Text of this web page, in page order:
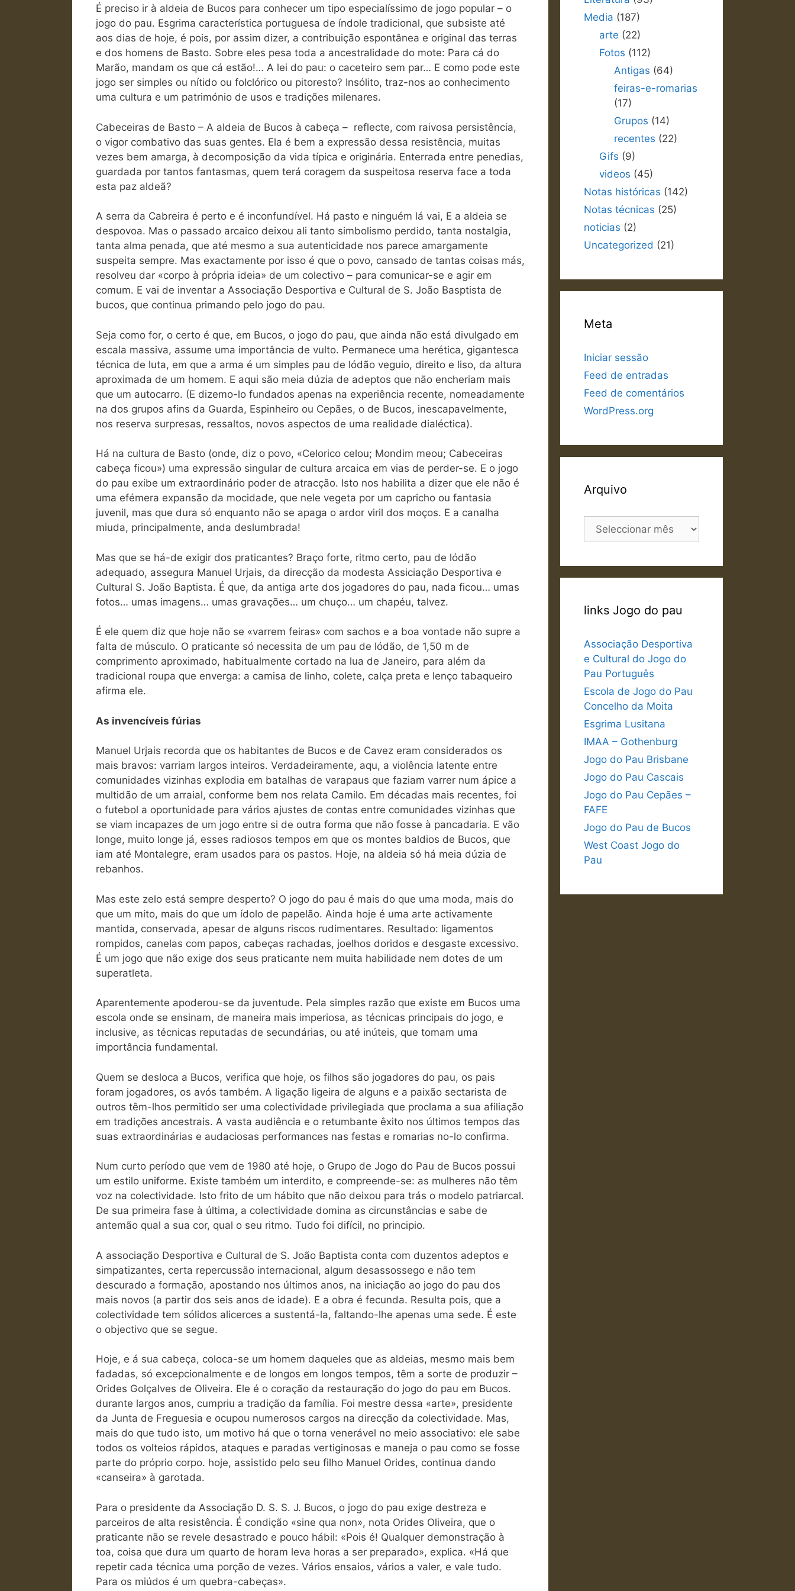
É preciso ir à aldeia de Bucos para conhecer um tipo especialíssimo de jogo popular – o
jogo do pau. Esgrima característica portuguesa de índole tradicional, que subsiste até
aos dias de hoje, é pois, por assim dizer, a contribuição espontânea e original das terras
e dos homens de Basto. Sobre eles pesa toda a ancestralidade do mote: Para cá do
Marão, mandam os que cá estão!… A lei do pau: o caceteiro sem par… E como pode este
jogo ser simples ou nítido ou folclórico ou pitoresto? Insólito, traz-nos ao conhecimento
uma cultura e um património de usos e tradições milenares.
Cabeceiras de Basto – A aldeia de Bucos à cabeça – reflecte, com raivosa persistência,
o vigor combativo das suas gentes. Ela é bem a expressão dessa resistência, muitas
vezes bem amarga, à decomposição da vida típica e originária. Enterrada entre penedias,
guardada por tantos fantasmas, quem terá coragem da suspeitosa reserva face a toda
esta paz aldeã?
A serra da Cabreira é perto e é inconfundível. Há pasto e ninguém lá vai, E a aldeia se
despovoa. Mas o passado arcaico deixou ali tanto simbolismo perdido, tanta nostalgia,
tanta alma penada, que até mesmo a sua autenticidade nos parece amargamente
suspeita sempre. Mas exactamente por isso é que o povo, cansado de tantas coisas más,
resolveu dar «corpo à própria ideia» de um colectivo – para comunicar-se e agir em
comum. E vai de inventar a Associação Desportiva e Cultural de S. João Basptista de
bucos, que continua primando pelo jogo do pau.
Seja como for, o certo é que, em Bucos, o jogo do pau, que ainda não está divulgado em
escala massiva, assume uma importância de vulto. Permanece uma herética, gigantesca
técnica de luta, em que a arma é um simples pau de lódão veguio, direito e liso, da altura
aproximada de um homem. E aqui são meia dúzia de adeptos que não encheriam mais
que um autocarro. (E dizemo-lo fundados apenas na experiência recente, nomeadamente
na dos grupos afins da Guarda, Espinheiro ou Cepães, o de Bucos, inescapavelmente,
nos reserva surpresas, ressaltos, novos aspectos de uma realidade dialéctica).
Há na cultura de Basto (onde, diz o povo, «Celorico celou; Mondim meou; Cabeceiras
cabeça ficou») uma expressão singular de cultura arcaica em vias de perder-se. E o jogo
do pau exibe um extraordinário poder de atracção. Isto nos habilita a dizer que ele não é
uma efémera expansão da mocidade, que nele vegeta por um capricho ou fantasia
juvenil, mas que dura só enquanto não se apaga o ardor viril dos moços. E a canalha
miuda, principalmente, anda deslumbrada!
Mas que se há-de exigir dos praticantes? Braço forte, ritmo certo, pau de lódão
adequado, assegura Manuel Urjais, da direcção da modesta Assiciação Desportiva e
Cultural S. João Baptista. É que, da antiga arte dos jogadores do pau, nada ficou… umas
fotos… umas imagens… umas gravações… um chuço… um chapéu, talvez.
É ele quem diz que hoje não se «varrem feiras» com sachos e a boa vontade não supre a
falta de músculo. O praticante só necessita de um pau de lódão, de 1,50 m de
comprimento aproximado, habitualmente cortado na lua de Janeiro, para além da
tradicional roupa que enverga: a camisa de linho, colete, calça preta e lenço tabaqueiro
afirma ele.
As invencíveis fúrias
Manuel Urjais recorda que os habitantes de Bucos e de Cavez eram considerados os
mais bravos: varriam largos inteiros. Verdadeiramente, aqu, a violência latente entre
comunidades vizinhas explodia em batalhas de varapaus que faziam varrer num ápice a
multidão de um arraial, conforme bem nos relata Camilo. Em décadas mais recentes, foi
o futebol a oportunidade para vários ajustes de contas entre comunidades vizinhas que
se viam incapazes de um jogo entre si de outra forma que não fosse à pancadaria. E vão
longe, muito longe já, esses radiosos tempos em que os montes baldios de Bucos, que
iam até Montalegre, eram usados para os pastos. Hoje, na aldeia só há meia dúzia de
rebanhos.
Mas este zelo está sempre desperto? O jogo do pau é mais do que uma moda, mais do
que um mito, mais do que um ídolo de papelão. Ainda hoje é uma arte activamente
mantida, conservada, apesar de alguns riscos rudimentares. Resultado: ligamentos
rompidos, canelas com papos, cabeças rachadas, joelhos doridos e desgaste excessivo.
É um jogo que não exige dos seus praticante nem muita habilidade nem dotes de um
superatleta.
Aparentemente apoderou-se da juventude. Pela simples razão que existe em Bucos uma
escola onde se ensinam, de maneira mais imperiosa, as técnicas principais do jogo, e
inclusive, as técnicas reputadas de secundárias, ou até inúteis, que tomam uma
importância fundamental.
Quem se desloca a Bucos, verifica que hoje, os filhos são jogadores do pau, os pais
foram jogadores, os avós também. A ligação ligeira de alguns e a paixão sectarista de
outros têm-lhos permitido ser uma colectividade privilegiada que proclama a sua afiliação
em tradições ancestrais. A vasta audiência e o retumbante êxito nos últimos tempos das
suas extraordinárias e audaciosas performances nas festas e romarias no-lo confirma.
Num curto período que vem de 1980 até hoje, o Grupo de Jogo do Pau de Bucos possui
um estilo uniforme. Existe também um interdito, e compreende-se: as mulheres não têm
voz na colectividade. Isto frito de um hábito que não deixou para trás o modelo patriarcal.
De sua primeira fase à última, a colectividade domina as circunstâncias e sabe de
antemão qual a sua cor, qual o seu ritmo. Tudo foi difícil, no principio.
A associação Desportiva e Cultural de S. João Baptista conta com duzentos adeptos e
simpatizantes, certa repercussão internacional, algum desassossego e não tem
descurado a formação, apostando nos últimos anos, na iniciação ao jogo do pau dos
mais novos (a partir dos seis anos de idade). E a obra é fecunda. Resulta pois, que a
colectividade tem sólidos alicerces a sustentá-la, faltando-lhe apenas uma sede. É este
o objectivo que se segue.
Hoje, e á sua cabeça, coloca-se um homem daqueles que as aldeias, mesmo mais bem
fadadas, só excepcionalmente e de longos em longos tempos, têm a sorte de produzir –
Orides Golçalves de Oliveira. Ele é o coração da restauração do jogo do pau em Bucos.
durante largos anos, cumpriu a tradição da família. Foi mestre dessa «arte», presidente
da Junta de Freguesia e ocupou numerosos cargos na direcção da colectividade. Mas,
mais do que tudo isto, um motivo há que o torna venerável no meio associativo: ele sabe
todos os volteios rápidos, ataques e paradas vertiginosas e maneja o pau como se fosse
parte do próprio corpo. hoje, assistido pelo seu filho Manuel Orides, continua dando
«canseira» à garotada.
Para o presidente da Associação D. S. S. J. Bucos, o jogo do pau exige destreza e
parceiros de alta resistência. É condição «sine qua non», nota Orides Oliveira, que o
praticante não se revele desastrado e pouco hábil: «Pois é! Qualquer demonstração à
toa, coisa que dura um quarto de horam leva horas a ser preparado», explica. «Há que
repetir cada técnica uma porção de vezes. Vários ensaios, vários a valer, e vale tudo.
Para os miúdos é um quebra-cabeças».
Media (187)
arte (22)
Fotos (112)
Antigas (64)
feiras-e-romarias
(17)
Grupos (14)
recentes (22)
Gifs (9)
videos (45)
Notas históricas (142)
Notas técnicas (25)
noticias (2)
Uncategorized (21)
Meta
Iniciar sessão
Feed de entradas
Feed de comentários
WordPress.org
Arquivo
Arquivo
links Jogo do pau
Associação Desportiva
e Cultural do Jogo do
Pau Português
Escola de Jogo do Pau
Concelho da Moita
Esgrima Lusitana
IMAA – Gothenburg
Jogo do Pau Brisbane
Jogo do Pau Cascais
Jogo do Pau Cepães –
FAFE
Jogo do Pau de Bucos
West Coast Jogo do
Pau